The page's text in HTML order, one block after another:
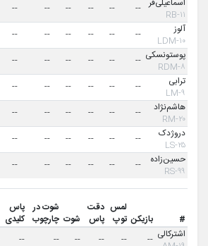
اسماعیلی‌فر
۱۱-RB
--
--
--
--
--
--
آلوز
۱۰-LDM
--
--
--
--
--
--
پوستونسکی
۸-RDM
--
--
--
--
--
--
ترابی
۹-LM
--
--
--
--
--
--
هاشم‌نژاد
۲۰-RM
--
--
--
--
--
--
دروژدک
۲۵-LS
--
--
--
--
--
--
حسین‌زاده
۹۹-RS
--
--
--
--
--
--
# بازیکن
لمس
توپ
دقت
پاس
شوت
شوت در
چارچوب
پاس
کلیدی
اشترکالی --
--
--
--
--
--